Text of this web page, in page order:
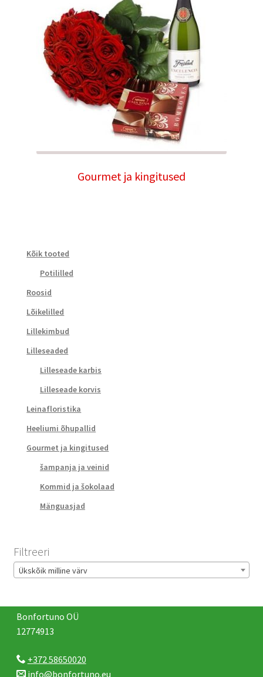
Gourmet ja kingitused
Kõik tooted
Potililled
Roosid
Lõikelilled
Lillekimbud
Lilleseaded
Lilleseade karbis
Lilleseade korvis
Leinafloristika
Heeliumi õhupallid
Gourmet ja kingitused
šampanja ja veinid
Kommid ja šokolaad
Mänguasjad
Filtreeri
Ükskõik milline värv
Bonfortuno OÜ
12774913
+372 58650020
info@bonfortuno.eu